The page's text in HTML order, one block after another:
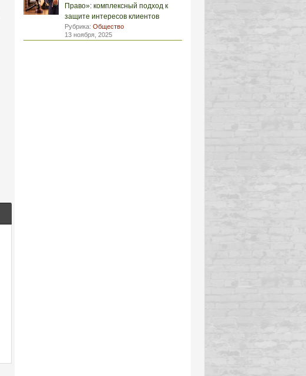
Право»: комплексный подход к
защите интересов клиентов
Рубрика: Общество
13 ноября, 2025